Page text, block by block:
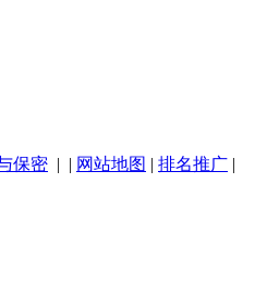
保密 | | 网站地图 | 排名推广 |